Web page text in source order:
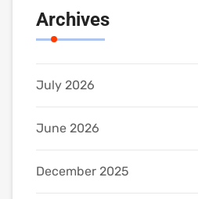
Archives
July 2026
June 2026
December 2025